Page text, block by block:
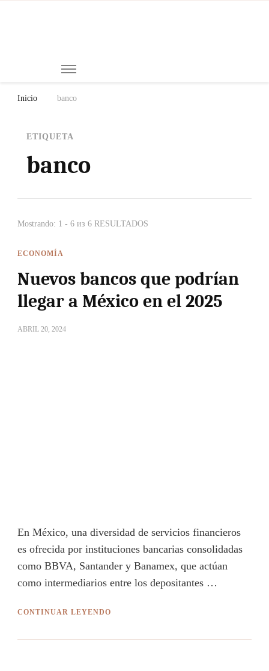
Inicio banco
ETIQUETA
banco
Mostrando: 1 - 6 из 6 RESULTADOS
ECONOMÍA
Nuevos bancos que podrían
llegar a México en el 2025
ABRIL 20, 2024
En México, una diversidad de servicios financieros
es ofrecida por instituciones bancarias consolidadas
como BBVA, Santander y Banamex, que actúan
como intermediarios entre los depositantes …
CONTINUAR LEYENDO